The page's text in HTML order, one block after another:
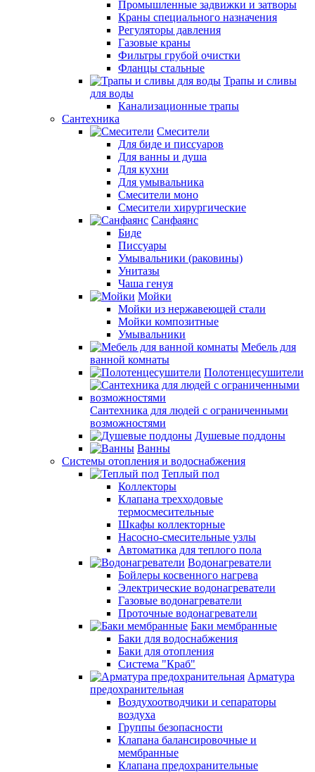
Промышленные задвижки и затворы
Краны специального назначения
Регуляторы давления
Газовые краны
Фильтры грубой очистки
Фланцы стальные
Трапы и сливы
для воды
Канализационные трапы
Сантехника
Смесители
Для биде и писсуаров
Для ванны и душа
Для кухни
Для умывальника
Смесители моно
Смесители хирургические
Санфаянс
Биде
Писсуары
Умывальники (раковины)
Унитазы
Чаша генуя
Мойки
Мойки из нержавеющей стали
Мойки композитные
Умывальники
Мебель для
ванной комнаты
Полотенцесушители
Сантехника для людей с ограниченными
возможностями
Душевые поддоны
Ванны
Системы отопления и водоснабжения
Теплый пол
Коллекторы
Клапана трехходовые
термосмесительные
Шкафы коллекторные
Насосно-смесительные узлы
Автоматика для теплого пола
Водонагреватели
Бойлеры косвенного нагрева
Электрические водонагреватели
Газовые водонагреватели
Проточные водонагреватели
Баки мембранные
Баки для водоснабжения
Баки для отопления
Система "Краб"
Арматура
предохранительная
Воздухоотводчики и сепараторы
воздуха
Группы безопасности
Клапана балансировочные и
мембранные
Клапана предохранительные